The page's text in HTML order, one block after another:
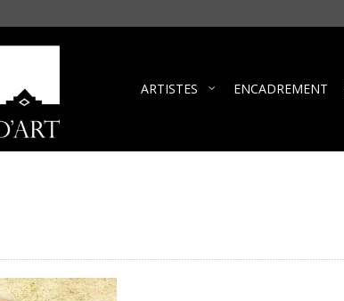
ARTISTES ENCADREMENT